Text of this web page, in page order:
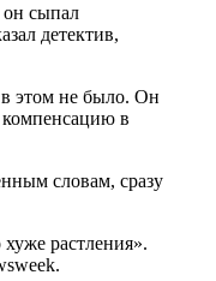
он сыпал
детектив,
в этом не было. Он
компенсацию в
словам, сразу
растления».